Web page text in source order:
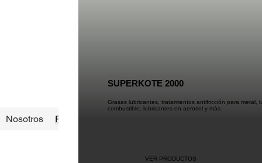
SUPERKOTE 2000
Grasas lubricantes, tratamientos antifricción para
combustible, lubricantes en aerosol y más.
VER PRODUCTOS
Nosotros Principal